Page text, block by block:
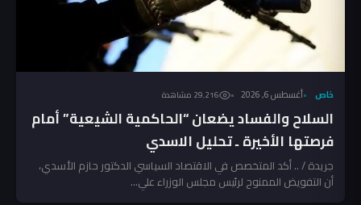
خاص أغسطس 6, 2026 29٬216 مشاهدة
السلاح والفساد يضعان “الحاكمية الشيعية” أمام
فرصتها الأخيرة ـ تحليل الاسدي
جريدة / .. أكد المتخصص في الاقتصاد السياسي الدكتور حازم الأسدي،
أن التفويض الممنوح لرئيس مجلس الوزراء علي...